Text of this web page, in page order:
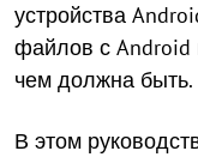
устройства
файлов с Android
чем должна быть.
В этом